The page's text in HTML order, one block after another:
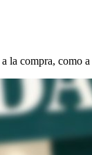
compra, como